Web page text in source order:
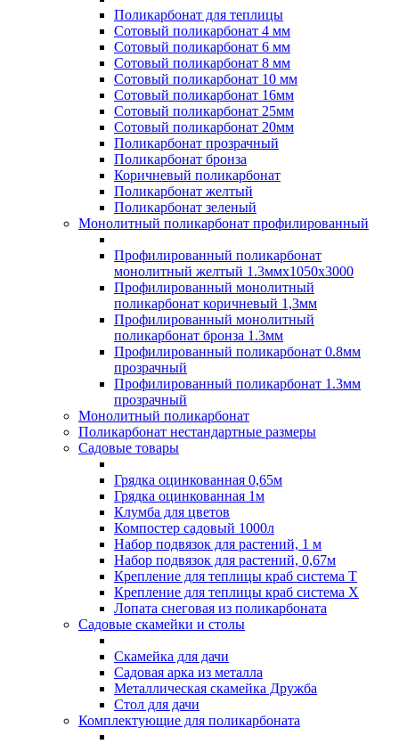
Поликарбонат для теплицы
Сотовый поликарбонат 4 мм
Сотовый поликарбонат 6 мм
Сотовый поликарбонат 8 мм
Сотовый поликарбонат 10 мм
Сотовый поликарбонат 16мм
Сотовый поликарбонат 25мм
Сотовый поликарбонат 20мм
Поликарбонат прозрачный
Поликарбонат бронза
Коричневый поликарбонат
Поликарбонат желтый
Поликарбонат зеленый
Монолитный поликарбонат профилированный
Профилированный поликарбонат
монолитный желтый 1.3ммх1050х3000
Профилированный монолитный
поликарбонат коричневый 1,3мм
Профилированный монолитный
поликарбонат бронза 1.3мм
Профилированный поликарбонат 0.8мм
прозрачный
Профилированный поликарбонат 1.3мм
прозрачный
Монолитный поликарбонат
Поликарбонат нестандартные размеры
Садовые товары
Грядка оцинкованная 0,65м
Грядка оцинкованная 1м
Клумба для цветов
Компостер садовый 1000л
Набор подвязок для растений, 1 м
Набор подвязок для растений, 0,67м
Крепление для теплицы краб система Т
Крепление для теплицы краб система Х
Лопата снеговая из поликарбоната
Садовые скамейки и столы
Скамейка для дачи
Садовая арка из металла
Металлическая скамейка Дружба
Стол для дачи
Комплектующие для поликарбоната